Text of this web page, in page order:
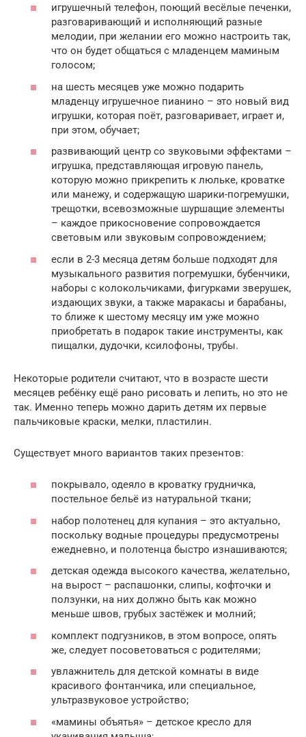
игрушечный телефон, поющий весёлые печенки,
разговаривающий и исполняющий разные
мелодии, при желании его можно настроить так,
что он будет общаться с младенцем маминым
голосом;
на шесть месяцев уже можно подарить
младенцу игрушечное пианино – это новый вид
игрушки, которая поёт, разговаривает, играет и,
при этом, обучает;
развивающий центр со звуковыми эффектами –
игрушка, представляющая игровую панель,
которую можно прикрепить к люльке, кроватке
или манежу, и содержащую шарики-погремушки,
трещотки, всевозможные шуршащие элементы
– каждое прикосновение сопровождается
световым или звуковым сопровождением;
если в 2-3 месяца детям больше подходят для
музыкального развития погремушки, бубенчики,
наборы с колокольчиками, фигурками зверушек,
издающих звуки, а также маракасы и барабаны,
то ближе к шестому месяцу им уже можно
приобретать в подарок такие инструменты, как
пищалки, дудочки, ксилофоны, трубы.
Некоторые родители считают, что в возрасте шести
месяцев ребёнку ещё рано рисовать и лепить, но это не
так. Именно теперь можно дарить детям их первые
пальчиковые краски, мелки, пластилин.
Существует много вариантов таких презентов:
покрывало, одеяло в кроватку грудничка,
постельное бельё из натуральной ткани;
набор полотенец для купания – это актуально,
поскольку водные процедуры предусмотрены
ежедневно, и полотенца быстро изнашиваются;
детская одежда высокого качества, желательно,
на вырост – распашонки, слипы, кофточки и
ползунки, на них должно быть как можно
меньше швов, грубых застёжек и молний;
комплект подгузников, в этом вопросе, опять
же, следует посоветоваться с родителями;
увлажнитель для детской комнаты в виде
красивого фонтанчика, или специальное,
ультразвуковое устройство;
«мамины объятья» – детское кресло для